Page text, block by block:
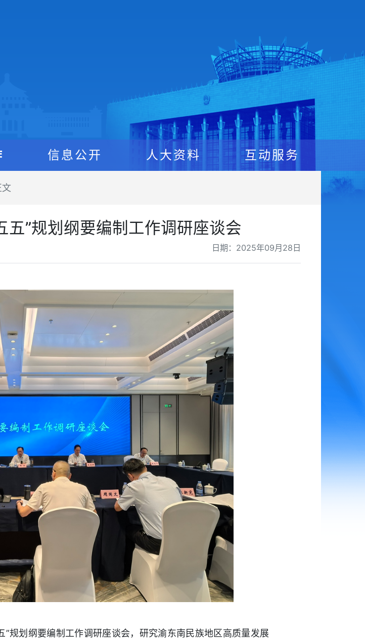
信息公开 人大资料 互动服务
文
五”规划纲要编制工作调研座谈会
日期：2025年09月28日
规划纲要编制工作调研座谈会，研究渝东南民族地区高质量发展